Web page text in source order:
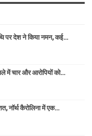
पर देश ने किया नमन, कई…
में चार और आरोपियों को…
नॉर्थ कैरोलिना में एक…